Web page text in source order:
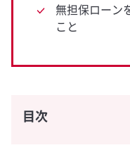
無担保ローン
こと
目次